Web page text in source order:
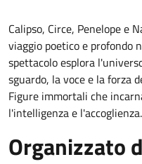
Calipso, Circe, Penelope e
viaggio poetico e profondo
spettacolo esplora
sguardo, la voce e la forza
Figure immortali che
l'intelligenza e l'accoglienza.
Organizzato